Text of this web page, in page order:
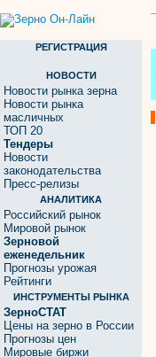
РЕГИСТРАЦИЯ
НОВОСТИ
Новости рынка зерна
Новости рынка
масличных
ТОП 20
Тендеры
Новости
законодательства
Пресс-релизы
АНАЛИТИКА
Российский рынок
Мировой рынок
Зерновой
еженедельник
Прогнозы урожая
Рейтинги
ИНСТРУМЕНТЫ РЫНКА
ЗерноСТАТ
Цены на зерно в России
Прогнозы цен
Мировые биржи